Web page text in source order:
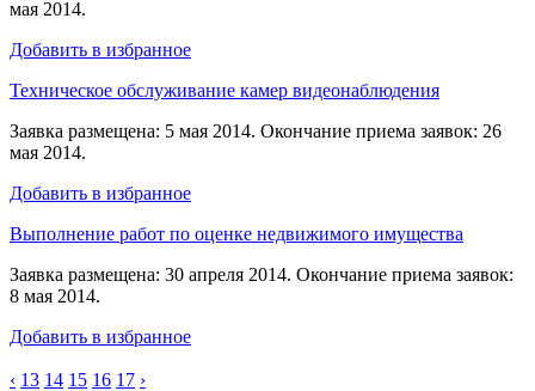
мая 2014.
Добавить в избранное
Техническое обслуживание камер видеонаблюдения
Заявка размещена: 5 мая 2014. Окончание приема заявок: 26
мая 2014.
Добавить в избранное
Выполнение работ по оценке недвижимого имущества
Заявка размещена: 30 апреля 2014. Окончание приема заявок:
8 мая 2014.
Добавить в избранное
‹ 13 14 15 16 17 ›